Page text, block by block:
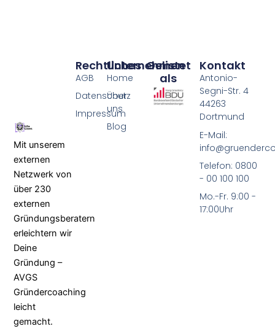
Unternehmen
Home
Über
uns
Blog
Rechtliches
AGB
Datenschutz
Impressum
Kontakt
Antonio-
Segni-Str. 4
44263
Dortmund
E-Mail:
Telefon: 0800
- 00 100 100
Mo.-Fr. 9:00 -
17:00Uhr
Gelistet
als
Mit unserem
externen
Netzwerk von
über 230
externen
Gründungsberatern
erleichtern wir
Deine
Gründung –
AVGS
Gründercoaching
leicht
gemacht.